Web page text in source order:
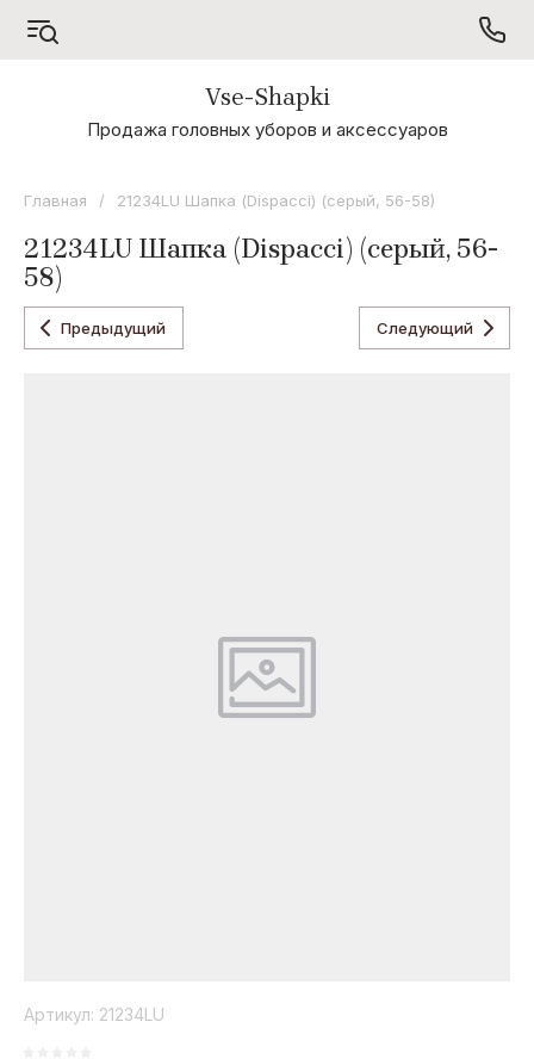
А - Я
Odyssey
Коллекция
Oxygon
Flamenco
Vse-Shapki
Продажа головных уборов и аксессуаров
Главная / 21234LU Шапка (Dispacci) (серый, 56-58)
21234LU Шапка (Dispacci) (серый, 56-
58)
Предыдущий Следующий
Артикул: 21234LU